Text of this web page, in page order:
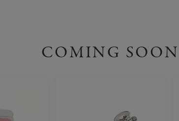
COMING SOON